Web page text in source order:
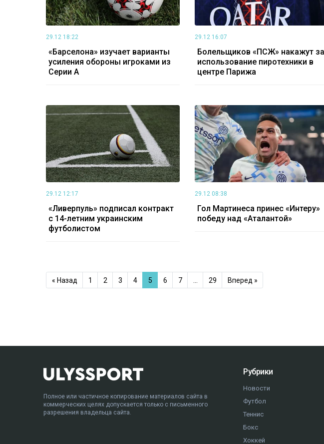
29.12 18:22
«Барселона» изучает варианты
усиления обороны игроками из
Серии А
29.12 16:07
Болельщиков «ПСЖ» накажут за
использование пиротехники в
центре Парижа
29.12 12:17
«Ливерпуль» подписал контракт
с 14-летним украинским
футболистом
29.12 08:38
Гол Мартинеса принес «Интеру»
победу над «Аталантой»
« Назад 1 2 3 4 5 6 7 29 Вперед »
Полное или частичное копирование материалов сайта в
коммерческих целях допускается только с письменного
разрешения владельца сайта.
Рубрики
Новости
Футбол
Теннис
Бокс
Хоккей